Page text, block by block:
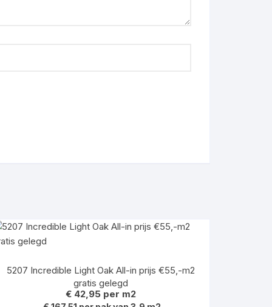
5207 Incredible Light Oak All-in prijs €55,-m2
gratis gelegd
€ 42,95 per m2